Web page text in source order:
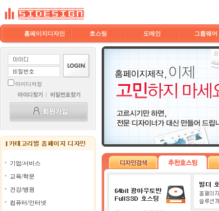
홈페이지디자인 호스팅 도메인 그룹웨어
아이디저장
기업/서비스
교육/학문
건강/병원
컴퓨터/인터넷